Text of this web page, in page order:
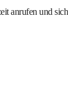
anrufen und